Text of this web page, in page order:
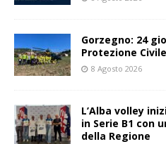
Gorzegno: 24
Protezione Civile
8 Agosto 2026
L’Alba volley
in Serie B1 con
della Regione